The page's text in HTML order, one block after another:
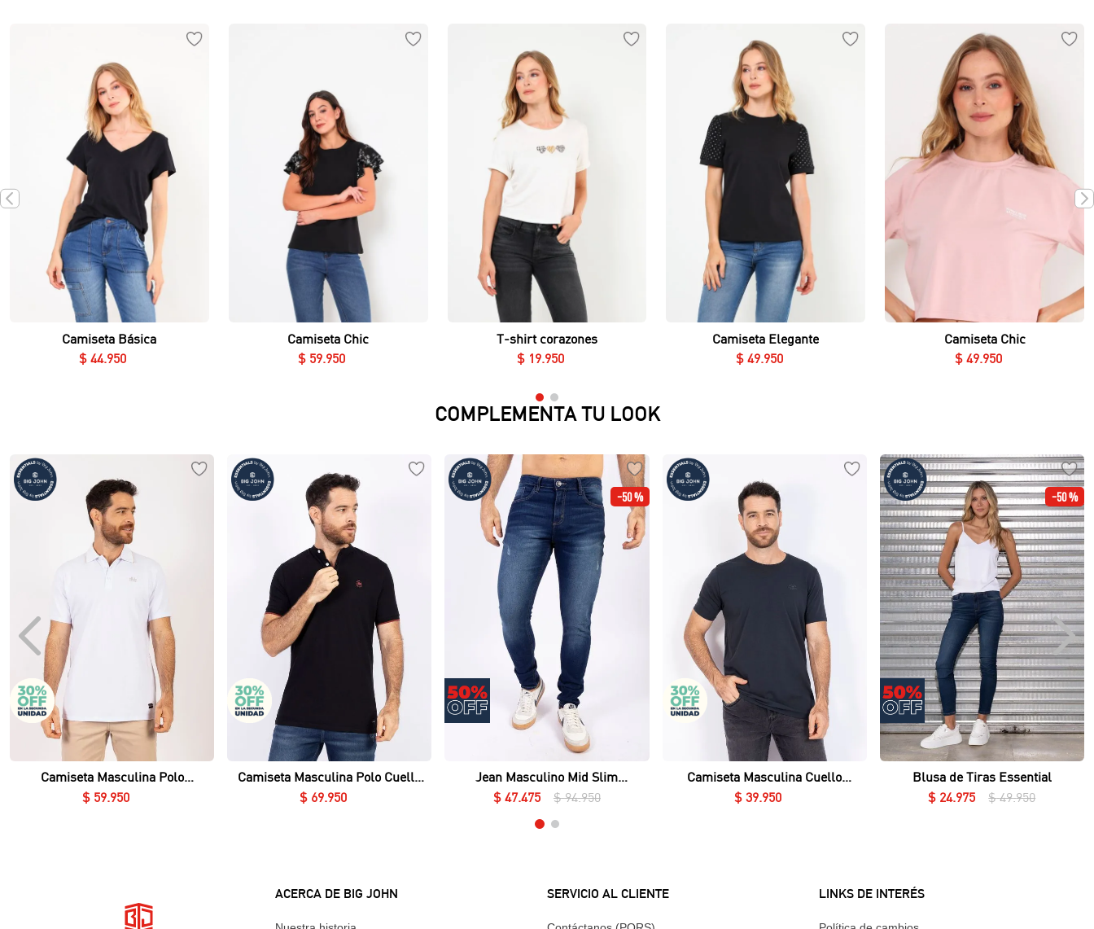
Vista rápida
Camiseta Básica
$ 44.950
Vista rápida
Camiseta Chic
$ 59.950
Vista rápida
T-shirt corazones
$ 19.950
Vista rápida
Camiseta Elegante
$ 49.950
Camiseta Chic
$ 49.950
COMPLEMENTA TU LOOK
Vista rápida
Camiseta Masculina Polo
Essential en Piqué Lycrado
$ 59. 950
Vista rápida
Camiseta Masculina Polo Cuello
Nerú Essential en Piqué Lycrado
$ 69. 950
-50 %
Vista rápida
Jean Masculino Mid Slim
Essential
$ 47.475 $ 94.950
Vista rápida
Camiseta Masculina Cuello
$ 39 950
-50 %
Vista rápida
Blusa de Tiras Essential
$ 24. 975 $ 49.950
ACERCA DE BIG JOHN SERVICIO AL CLIENTE LINKS DE INTERÉS